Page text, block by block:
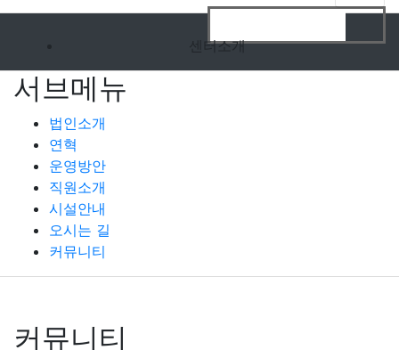
센터소개
서브메뉴
법인소개
연혁
운영방안
직원소개
시설안내
오시는 길
커뮤니티
커뮤니티